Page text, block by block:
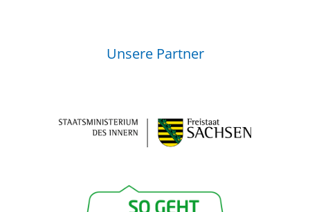
Unsere Partner